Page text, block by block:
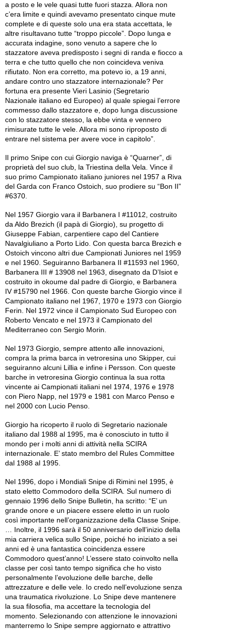
a posto e le vele quasi tutte fuori stazza. Allora non
c’era limite e quindi avevamo presentato cinque mute
complete e di queste solo una era stata accettata, le
altre risultavano tutte “troppo piccole”. Dopo lunga e
accurata indagine, sono venuto a sapere che lo
stazzatore aveva predisposto i segni di randa e fiocco a
terra e che tutto quello che non coincideva veniva
rifiutato. Non era corretto, ma potevo io, a 19 anni,
andare contro uno stazzatore internazionale? Per
fortuna era presente Vieri Lasinio (Segretario
Nazionale italiano ed Europeo) al quale spiegai l’errore
commesso dallo stazzatore e, dopo lunga discussione
con lo stazzatore stesso, la ebbe vinta e vennero
rimisurate tutte le vele. Allora mi sono riproposto di
entrare nel sistema per avere voce in capitolo”.
Il primo Snipe con cui Giorgio naviga è “Quarner”, di
proprietà del suo club, la Triestina della Vela. Vince il
suo primo Campionato italiano juniores nel 1957 a Riva
del Garda con Franco Ostoich, suo prodiere su “Bon II”
#6370.
Nel 1957 Giorgio vara il Barbanera I #11012, costruito
da Aldo Brezich (il papà di Giorgio), su progetto di
Giuseppe Fabian, carpentiere capo del Cantiere
Navalgiuliano a Porto Lido. Con questa barca Brezich e
Ostoich vincono altri due Campionati Juniores nel 1959
e nel 1960. Seguiranno Barbanera II #11593 nel 1960,
Barbanera III # 13908 nel 1963, disegnato da D’Isiot e
costruito in okoume dal padre di Giorgio, e Barbanera
IV #15790 nel 1966. Con queste barche Giorgio vince il
Campionato italiano nel 1967, 1970 e 1973 con Giorgio
Ferin. Nel 1972 vince il Campionato Sud Europeo con
Roberto Vencato e nel 1973 il Campionato del
Mediterraneo con Sergio Morin.
Nel 1973 Giorgio, sempre attento alle innovazioni,
compra la prima barca in vetroresina uno Skipper, cui
seguiranno alcuni Lillia e infine i Persson. Con queste
barche in vetroresina Giorgio continua la sua rotta
vincente ai Campionati italiani nel 1974, 1976 e 1978
con Piero Napp, nel 1979 e 1981 con Marco Penso e
nel 2000 con Lucio Penso.
Giorgio ha ricoperto il ruolo di Segretario nazionale
italiano dal 1988 al 1995, ma è conosciuto in tutto il
mondo per i molti anni di attività nella SCIRA
internazionale. E’ stato membro del Rules Committee
dal 1988 al 1995.
Nel 1996, dopo i Mondiali Snipe di Rimini nel 1995, è
stato eletto Commodoro della SCIRA. Sul numero di
gennaio 1996 dello Snipe Bulletin, ha scritto: “E’ un
grande onore e un piacere essere eletto in un ruolo
così importante nell’organizzazione della Classe Snipe.
… Inoltre, il 1996 sarà il 50 anniversario dell’inizio della
mia carriera velica sullo Snipe, poiché ho iniziato a sei
anni ed è una fantastica coincidenza essere
Commodoro quest’anno! L’essere stato coinvolto nella
classe per così tanto tempo significa che ho visto
personalmente l’evoluzione delle barche, delle
attrezzature e delle vele. Io credo nell’evoluzione senza
una traumatica rivoluzione. Lo Snipe deve mantenere
la sua filosofia, ma accettare la tecnologia del
momento. Selezionando con attenzione le innovazioni
manterremo lo Snipe sempre aggiornato e attrattivo